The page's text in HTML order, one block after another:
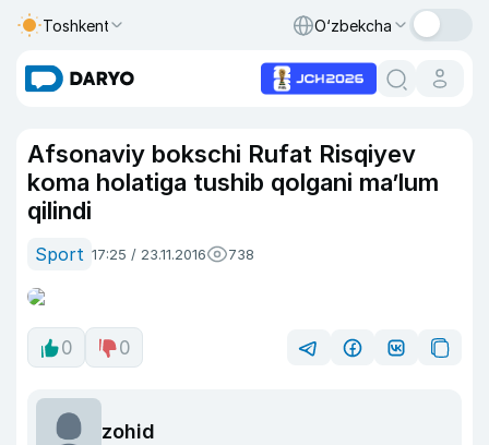
Toshkent O‘zbekcha
Afsonaviy bokschi Rufat Risqiyev
koma holatiga tushib qolgani ma’lum
qilindi
Sport 17:25 / 23.11.2016 738
0 0
zohid